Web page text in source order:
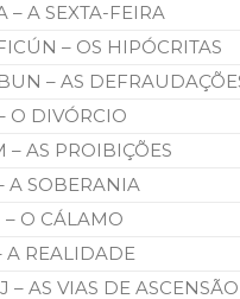
– A SEXTA-FEIRA
– OS HIPÓCRITAS
– AS
O DIVÓRCIO
– AS PROIBIÇÕES
A SOBERANIA
O CÁLAMO
A REALIDADE
– AS VIAS DE ASCENSÃO